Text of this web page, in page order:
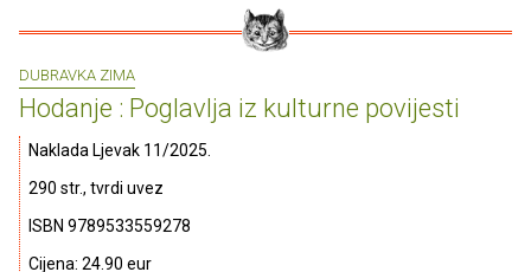
DUBRAVKA ZIMA
Hodanje : Poglavlja iz kulturne povijesti
Naklada Ljevak 11/2025.
290 str., tvrdi uvez
ISBN 9789533559278
Cijena: 24.90 eur